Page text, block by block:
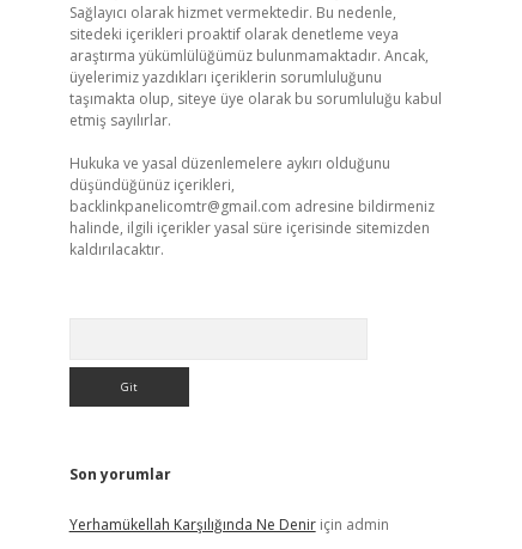
Sağlayıcı olarak hizmet vermektedir. Bu nedenle,
sitedeki içerikleri proaktif olarak denetleme veya
araştırma yükümlülüğümüz bulunmamaktadır. Ancak,
üyelerimiz yazdıkları içeriklerin sorumluluğunu
taşımakta olup, siteye üye olarak bu sorumluluğu kabul
etmiş sayılırlar.
Hukuka ve yasal düzenlemelere aykırı olduğunu
düşündüğünüz içerikleri,
backlinkpanelicomtr@gmail.com adresine bildirmeniz
halinde, ilgili içerikler yasal süre içerisinde sitemizden
kaldırılacaktır.
Son yorumlar
Yerhamükellah Karşılığında Ne Deniriçin admin